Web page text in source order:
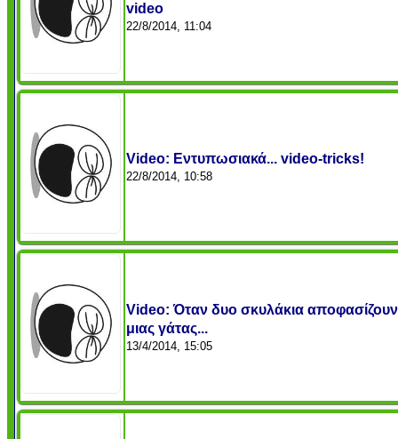
video
22/8/2014, 11:04
Video: Εντυπωσιακά... video-tricks!
22/8/2014, 10:58
Video: Όταν δυο σκυλάκια
μιας γάτας...
13/4/2014, 15:05